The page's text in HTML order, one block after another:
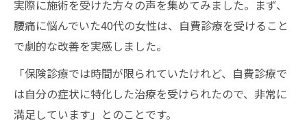
実際に施術を受けた方々の声を集めてみました。まず、
腰痛に悩んでいた40代の女性は、自費診療を受けること
で劇的な改善を実感しました。
「保険診療では時間が限られていたけれど、自費診療で
は自分の症状に特化した治療を受けられたので、非常に
満足しています」とのことです。